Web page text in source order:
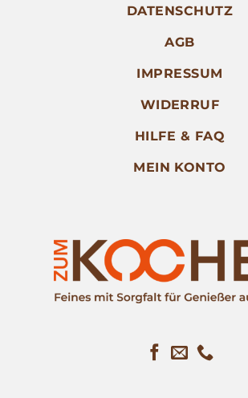
DATENSCHUTZ
AGB
IMPRESSUM
WIDERRUF
HILFE & FAQ
MEIN KONTO